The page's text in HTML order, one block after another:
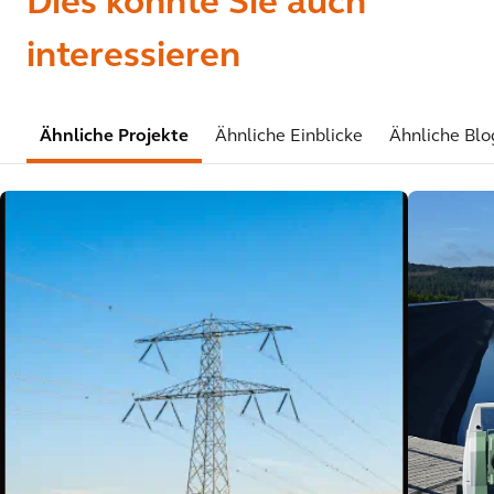
interessieren
Ähnliche Projekte Ähnliche Einblicke Ähnliche